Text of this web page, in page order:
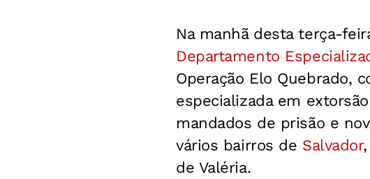
Na manhã desta terça-
Departamento
Operação Elo Quebrado,
especializada em
mandados de prisão e
vários bairros de Salvador
de Valéria.